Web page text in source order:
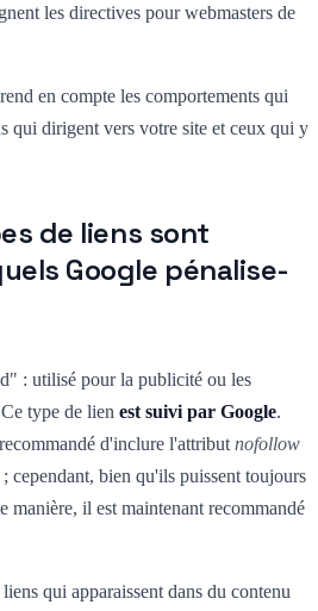
les directives pour webmasters de
en compte les comportements qui
qui dirigent vers votre site et ceux qui y
de liens sont
Google pénalise-
: utilisé pour la publicité ou les
type de lien est suivi par Google.
d'inclure l'attribut nofollow
cependant, bien qu'ils puissent toujours
manière, il est maintenant recommandé
qui apparaissent dans du contenu